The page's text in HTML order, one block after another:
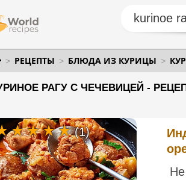
РЕЦЕПТЫ БЛЮДА ИЗ КУРИЦЫ
РАГУ С ЧЕЧЕВИЦЕЙ -
(1)